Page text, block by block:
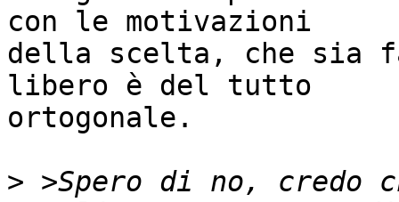
con le motivazioni
della scelta, che sia
libero è del tutto
ortogonale.
> >Spero di no, credo